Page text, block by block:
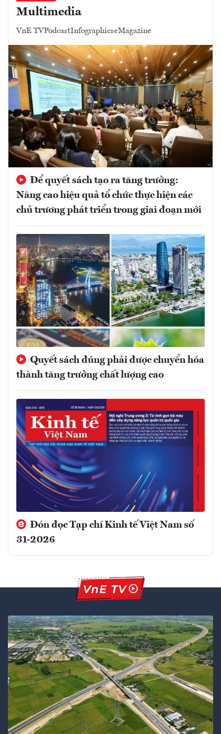
Multimedia
VnE TVPodcastInfographicseMagazine
Để quyết sách tạo ra tăng trưởng:
Nâng cao hiệu quả tổ chức thực hiện các
chủ trương phát triển trong giai đoạn mới
Quyết sách đúng phải được chuyển hóa
thành tăng trưởng chất lượng cao
Đón đọc Tạp chí Kinh tế Việt Nam số
31-2026